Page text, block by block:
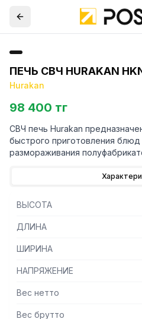
ПЕЧЬ СВЧ HURAKAN
Hurakan
98 400 тг
СВЧ печь Hurakan
быстрого приготовления блюд
размораживания
ВЫСОТА
ДЛИНА
ШИРИНА
НАПРЯЖЕНИЕ
Вес нетто
Вес брутто